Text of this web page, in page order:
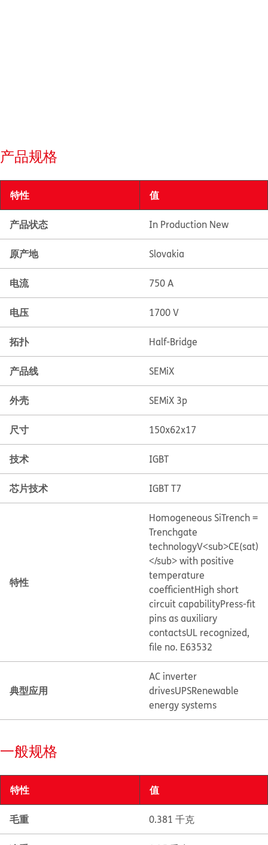
产品规格
特性 值
产品状态 In Production New
原产地 Slovakia
电流 750 A
电压 1700 V
拓扑 Half-Bridge
产品线 SEMiX
外壳 SEMiX 3p
尺寸 150x62x17
技术 IGBT
芯片技术 IGBT T7
特性
Homogeneous SiTrench =
Trenchgate
technologyV<sub>CE(sat)
</sub> with positive
temperature
coefficientHigh short
circuit capabilityPress-fit
pins as auxiliary
contactsUL recognized,
file no. E63532
典型应用
AC inverter
drivesUPSRenewable
energy systems
一般规格
特性 值
毛重 0.381 千克